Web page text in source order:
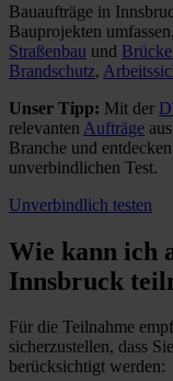
Bauaufträge in
Bauprojekten
Straßenbau und
Brandschutz,
Unser Tipp: Mit der
relevanten Aufträge
Branche und
unverbindlichen Test.
Unverbindlich testen
Wie kann ich
Innsbruck
Für die Teilnahme
sicherzustellen, dass
berücksichtigt werden: